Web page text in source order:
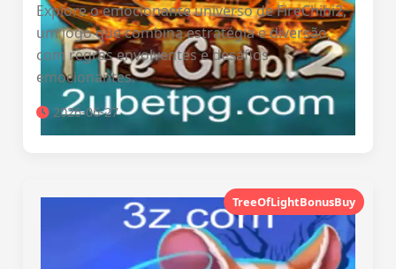
Explore o emocionante universo de FireChibi2,
um jogo que combina estratégia e diversão,
com regras envolventes e desafios
emocionantes.
2026-06-27
TreeOfLightBonusBuy